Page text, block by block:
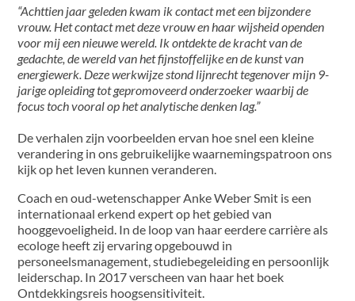
“Achttien jaar geleden kwam ik contact met een bijzondere
vrouw. Het contact met deze vrouw en haar wijsheid openden
voor mij een nieuwe wereld. Ik ontdekte de kracht van de
gedachte, de wereld van het fijnstoffelijke en de kunst van
energiewerk. Deze werkwijze stond lijnrecht tegenover mijn 9-
jarige opleiding tot gepromoveerd onderzoeker waarbij de
focus toch vooral op het analytische denken lag.”
De verhalen zijn voorbeelden ervan hoe snel een kleine
verandering in ons gebruikelijke waarnemingspatroon ons
kijk op het leven kunnen veranderen.
Coach en oud-wetenschapper Anke Weber Smit is een
internationaal erkend expert op het gebied van
hooggevoeligheid. In de loop van haar eerdere carrière als
ecologe heeft zij ervaring opgebouwd in
personeelsmanagement, studiebegeleiding en persoonlijk
leiderschap. In 2017 verscheen van haar het boek
Ontdekkingsreis hoogsensitiviteit.